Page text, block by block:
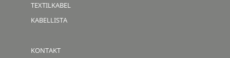
TEXTILKABEL
KABELLISTA
KONTAKT